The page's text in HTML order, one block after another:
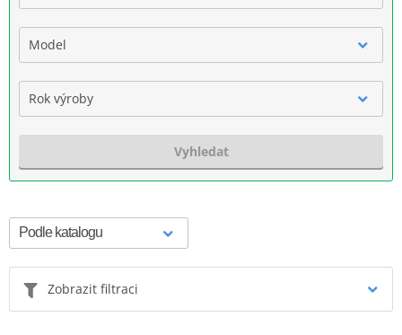
Model
Rok výroby
Vyhledat
Zobrazit filtraci